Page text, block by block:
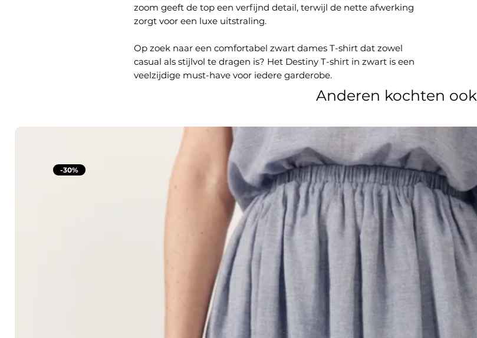
zoom geeft de top een verfijnd detail, terwijl de nette afwerking
zorgt voor een luxe uitstraling.
Op zoek naar een comfortabel zwart dames T-shirt dat zowel
casual als stijlvol te dragen is? Het Destiny T-shirt in zwart is een
veelzijdige must-have voor iedere garderobe.
Anderen kochten ook
-30%